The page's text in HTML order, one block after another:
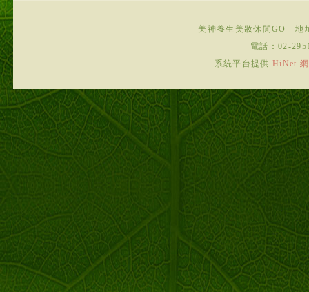
美神養生美妝休閒GO
地
電話： 02-
系統平台提供HiNet